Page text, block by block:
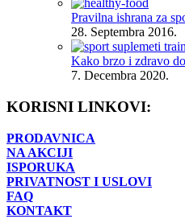
Pravilna ishrana za
28. Septembra 2016.
Kako brzo i zdravo
7. Decembra 2020.
KORISNI LINKOVI:
PRODAVNICA
NA AKCIJI
ISPORUKA
PRIVATNOST I USLOVI
FAQ
KONTAKT